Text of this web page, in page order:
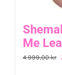
Me Lea
4 999,00kr